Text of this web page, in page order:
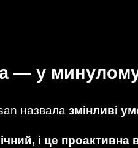
— у
назвала змінливі
і це проактивна